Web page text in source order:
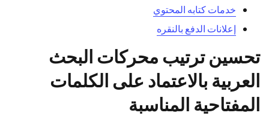
خدمات كتابه المحتوي
إعلانات الدفع بالنقره
تحسين ترتيب محركات البحث
العربية بالاعتماد على الكلمات
المفتاحية المناسبة